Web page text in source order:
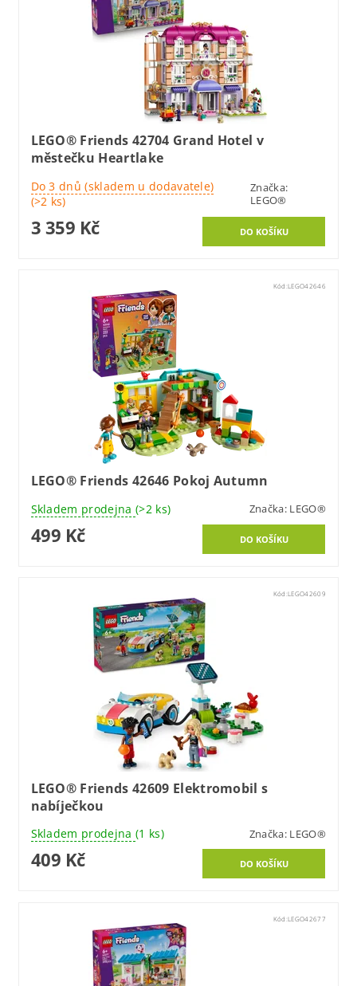
LEGO® Friends 42704 Grand Hotel v
městečku Heartlake
Do 3 dnů (skladem u dodavatele)
(>2 ks)
Značka:
LEGO®
3 359 Kč
Kód:LEGO42646
LEGO® Friends 42646 Pokoj Autumn
Skladem prodejna (>2 ks) Značka: LEGO®
499 Kč
Kód:LEGO42609
LEGO® Friends 42609 Elektromobil s
nabíječkou
Skladem prodejna (1 ks) Značka: LEGO®
409 Kč
Kód:LEGO42677